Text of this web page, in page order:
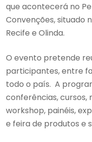
que acontecerá no
Convenções, situado
Recife e Olinda.
O evento pretende
participantes, entre
todo o país. A
conferências, cursos,
workshop, painéis,
e feira de produtos e